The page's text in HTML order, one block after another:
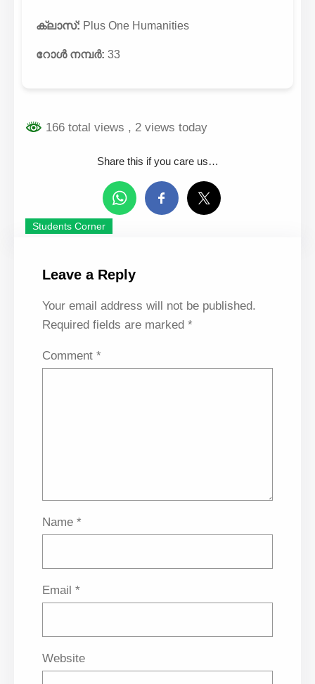
ക്ലാസ്: Plus One Humanities
റോൾ നമ്പർ: 33
166 total views , 2 views today
Share this if you care us…
Students Corner
Leave a Reply
Your email address will not be published.
Required fields are marked *
Comment *
Name *
Email *
Website